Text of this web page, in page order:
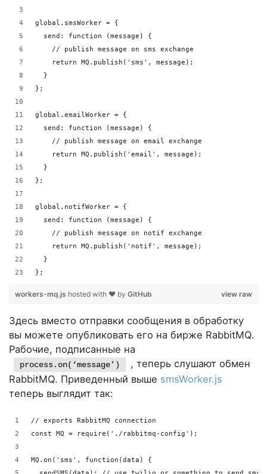
global.smsWorker = {
  send: function (message) {
    // publish message on sms exchange
    return MQ.publish('sms', message);
  }
};
global.emailWorker = {
  send: function (message) {
    // publish message on email exchange
    return MQ.publish('email', message);
  }
};
global.notifWorker = {
  send: function (message) {
    // publish message on notif exchange
    return MQ.publish('notif', message);
  }
};
view raw
workers-mq.js hosted with ❤ by GitHub
Здесь вместо отправки сообщения в обработку
вы можете опубликовать его на бирже RabbitMQ.
Рабочие, подписанные на
process.on(‘message’)
, теперь слушают обмен
RabbitMQ. Приведенный выше smsWorker.js
теперь выглядит так:
// exports RabbitMQ connection
const MQ = require('./rabbitmq-config');
MQ.on('sms', function(data) {